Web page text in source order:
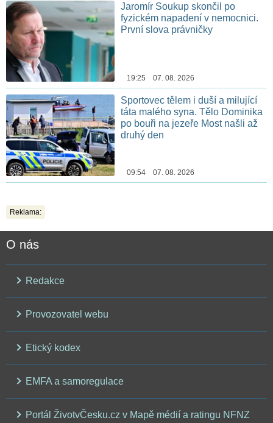
Jaromír Soukup skončil po
fyzickém napadení v nemocnici.
První slova právničky
19:25 07. 08. 2026
Sportovec tělem i duší a milující
táta malého syna. Tělo Dominika
po bouři na jezeře Most našli až
druhý den
09:54 07. 08. 2026
Reklama:
O nás
Redakce
Provozovatel webu
Etický kodex
EMFA a samoregulace
Portál ŽivotvČesku.cz v Mapě médií a ratingu NFNZ